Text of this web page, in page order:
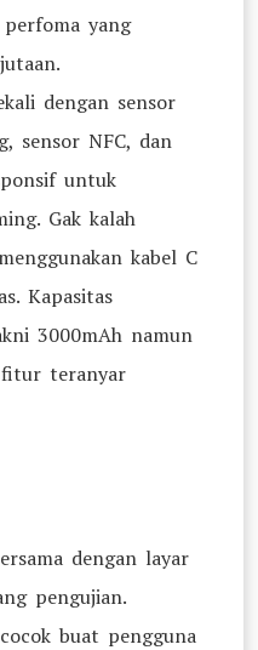
yang
dengan sensor
sensor NFC, dan
untuk
Gak kalah
kabel C
Kapasitas
3000mAh namun
fitur teranyar
dengan layar
pengujian.
buat pengguna